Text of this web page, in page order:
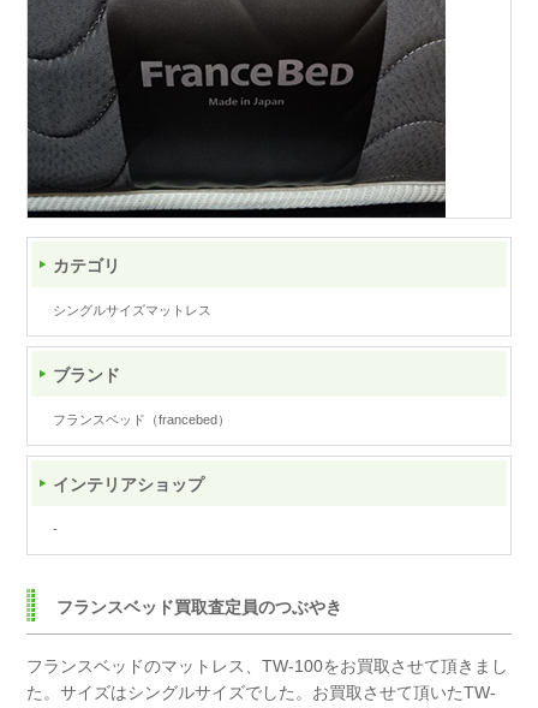
カテゴリ
シングルサイズマットレス
ブランド
フランスベッド（francebed）
インテリアショップ
-
フランスベッド買取査定員のつぶやき
フランスベッドのマットレス、TW-100をお買取させて頂きまし
た。サイズはシングルサイズでした。 お買取させて頂いたTW-